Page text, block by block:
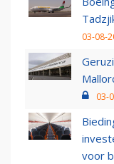
03-08-
03-
voor